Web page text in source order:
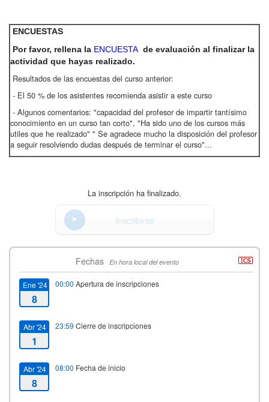
ENCUESTAS
Por favor, rellena la ENCUESTA de evaluación al finalizar la
actividad que hayas realizado.
Resultados de las encuestas del curso anterior:
- El 50 % de los asistentes recomienda asistir a este curso
- Algunos comentarios: "capacidad del profesor de impartir tantísimo
conocimiento en un curso tan corto", "Ha sido uno de los cursos más
utiles que he realizado" " Se agradece mucho la disposición del profesor
a seguir resolviendo dudas después de terminar el curso"...
La inscripción ha finalizado.
Inscribirse
Fechas En hora local del evento
Ene '24
8
00:00 Apertura de inscripciones
Abr '24
1
23:59 Cierre de inscripciones
Abr '24
8
08:00 Fecha de inicio